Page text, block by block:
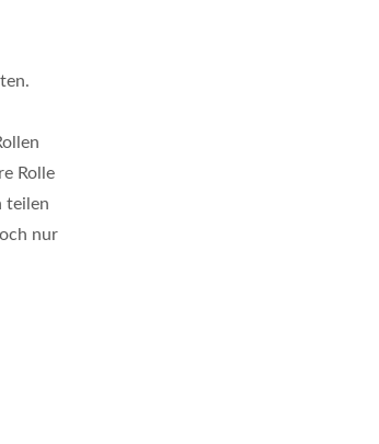
Rolle
teilen
nur